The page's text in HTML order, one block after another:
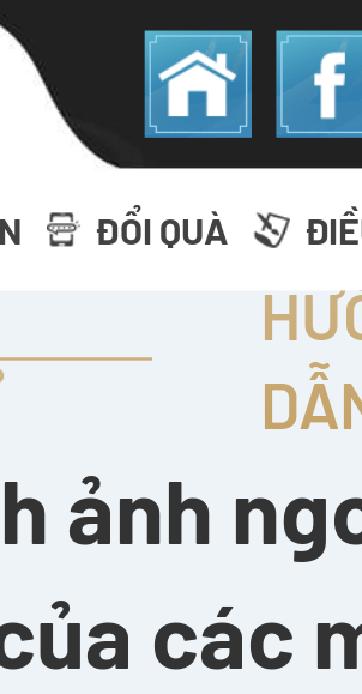
ảnh
các
ĐỔI QUÀ